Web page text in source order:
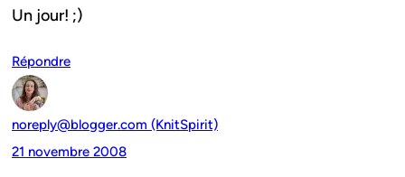
Un jour! ;)
Répondre
noreply@blogger.com (KnitSpirit)
21 novembre 2008